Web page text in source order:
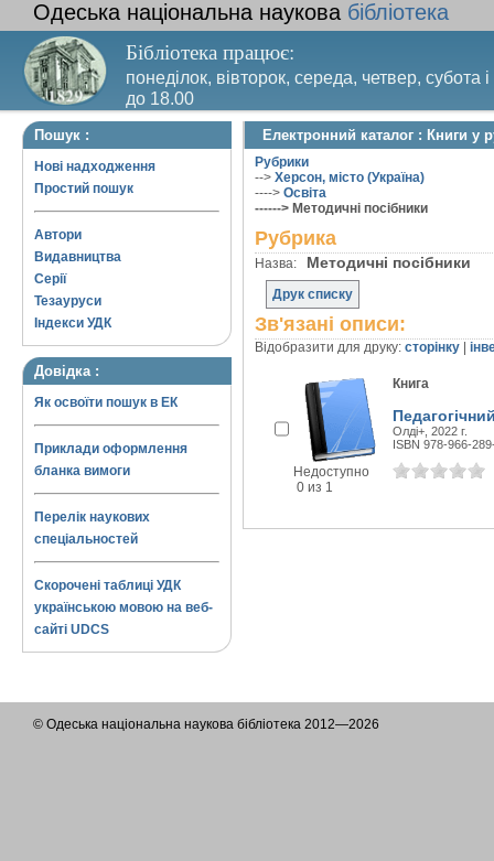
Одеська національна наукова бібліотека
Бібліотека працює:
понеділок, вівторок, середа, четвер, субота
до 18.00
Вихідний день – п’ятниця. Останній четвер
Пошук :
Нові надходження
Простий пошук
Автори
Видавництва
Серії
Тезауруси
Індекси УДК
Довідка :
Як освоїти пошук в ЕК
Приклади оформлення
бланка вимоги
Перелік наукових
спеціальностей
Скорочені таблиці УДК
українською мовою на веб-
сайті UDCS
Електронний каталог : Книги у
Рубрики
--> Херсон, місто (Україна)
----> Освіта
------> Методичні посібники
Рубрика
Назва: Методичні посібники
Друк списку
Зв'язані описи:
Відобразити для друку: сторінку
Недоступно
0 из 1
Книга
Олді+, 2022 г.
ISBN 978-966-
© Одеська національна наукова бібліотека 2012—2026